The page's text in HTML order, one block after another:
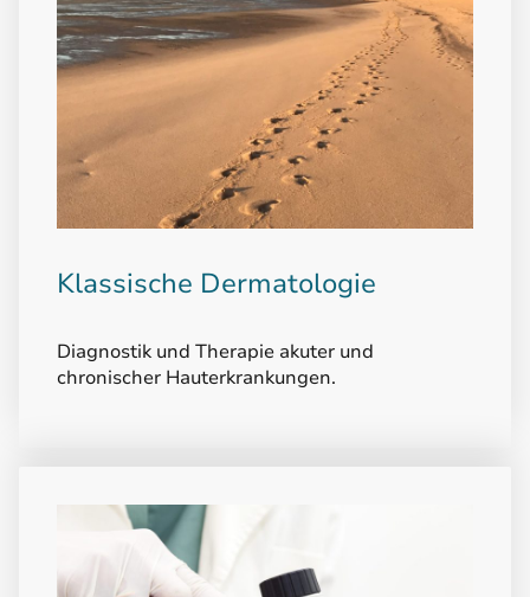
Klassische Dermatologie
Diagnostik und Therapie akuter und
chronischer Hauterkrankungen.